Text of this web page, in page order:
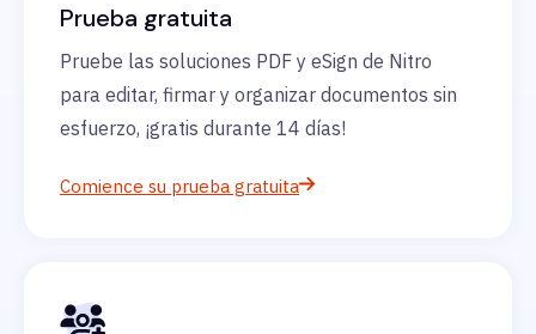
Prueba gratuita
Pruebe las soluciones PDF y eSign de Nitro
para editar, firmar y organizar documentos sin
esfuerzo, ¡gratis durante 14 días!
Comience su prueba gratuita